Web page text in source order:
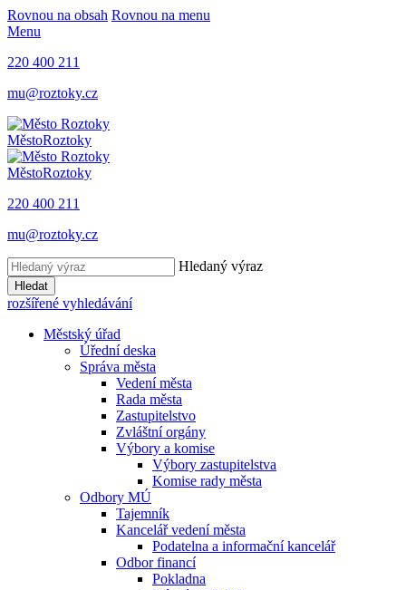
Rovnou na obsah Rovnou na menu
Menu
220 400 211
mu@roztoky.cz
MěstoRoztoky
MěstoRoztoky
220 400 211
mu@roztoky.cz
Hledaný výraz
Hledat
rozšířené vyhledávání
Městský úřad
Úřední deska
Správa města
Vedení města
Rada města
Zastupitelstvo
Zvláštní orgány
Výbory a komise
Výbory zastupitelstva
Komise rady města
Odbory MÚ
Tajemník
Kancelář vedení města
Podatelna a informační kancelář
Odbor financí
Pokladna